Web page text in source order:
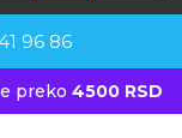
96 86
preko 4500 RSD